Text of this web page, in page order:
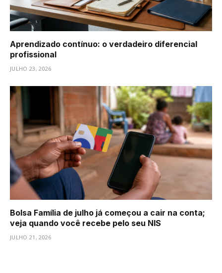
Aprendizado contínuo: o verdadeiro diferencial
profissional
JULHO 23, 2026
Bolsa Família de julho já começou a cair na conta;
veja quando você recebe pelo seu NIS
JULHO 21, 2026